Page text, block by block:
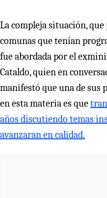
La compleja situación,
comunas que tenían
fue abordada por el
Cataldo, quien en
manifestó que una de sus
en esta materia es que
años discutiendo temas
avanzaran en calidad.